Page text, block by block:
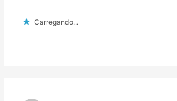
Carregando...